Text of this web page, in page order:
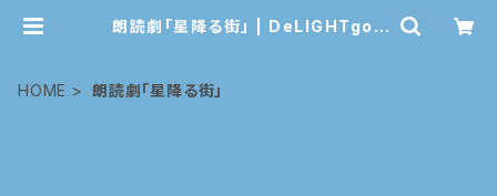
朗読劇「星降る街」 | DeLIGHTgoo
HOME 朗読劇「星降る街」